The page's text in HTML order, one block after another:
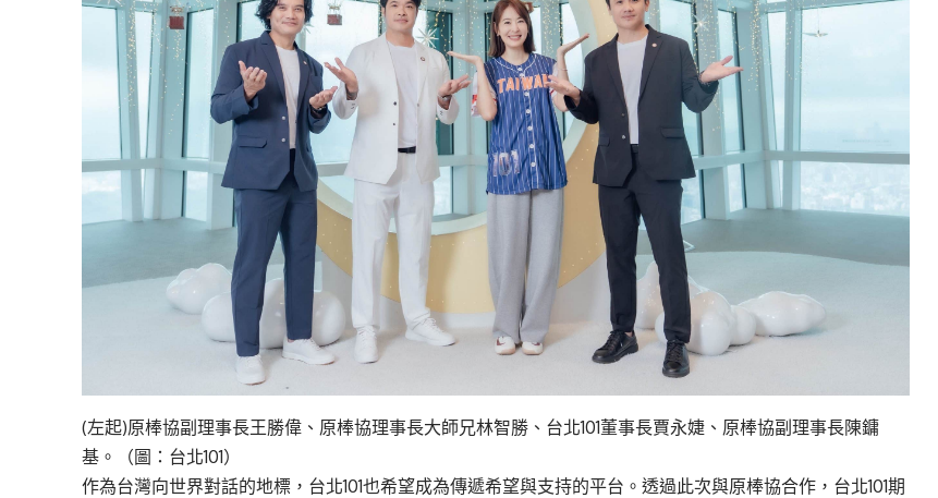
(左起)原棒協副理事長王勝偉、原棒協理事長大師兄林智勝、台北101董事長賈永婕、原棒協副理事長陳鏞
基。（圖：台北101）
作為台灣向世界對話的地標，台北101也希望成為傳遞希望與支持的平台。透過此次與原棒協合作，台北101期